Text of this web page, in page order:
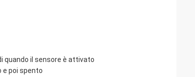
quando il sensore è attivato
e poi spento